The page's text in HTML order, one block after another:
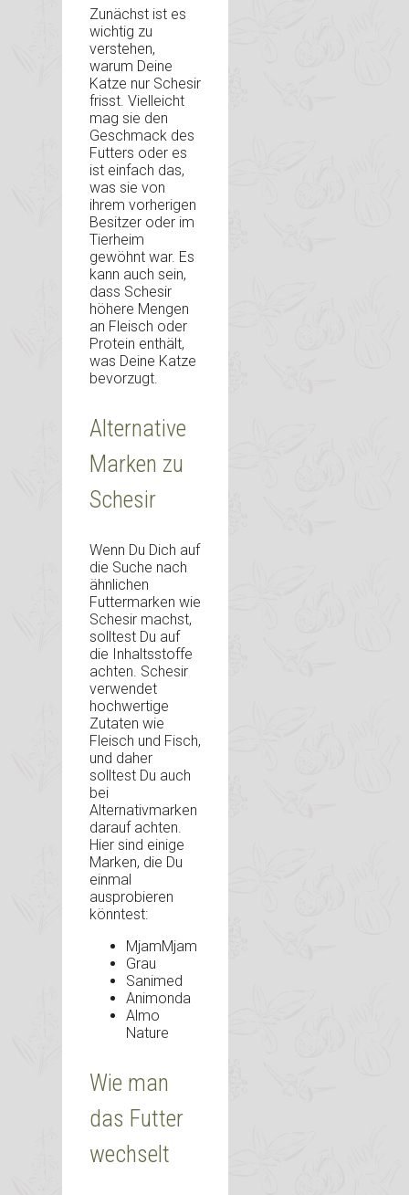
Zunächst ist es
wichtig zu
verstehen,
warum Deine
Katze nur Schesir
frisst. Vielleicht
mag sie den
Geschmack des
Futters oder es
ist einfach das,
was sie von
ihrem vorherigen
Besitzer oder im
Tierheim
gewöhnt war. Es
kann auch sein,
dass Schesir
höhere Mengen
an Fleisch oder
Protein enthält,
was Deine Katze
bevorzugt.
Alternative
Marken zu
Schesir
Wenn Du Dich auf
die Suche nach
ähnlichen
Futtermarken wie
Schesir machst,
solltest Du auf
die Inhaltsstoffe
achten. Schesir
verwendet
hochwertige
Zutaten wie
Fleisch und Fisch,
und daher
solltest Du auch
bei
Alternativmarken
darauf achten.
Hier sind einige
Marken, die Du
einmal
ausprobieren
könntest:
MjamMjam
Grau
Sanimed
Animonda
Almo
Nature
Wie man
das Futter
wechselt